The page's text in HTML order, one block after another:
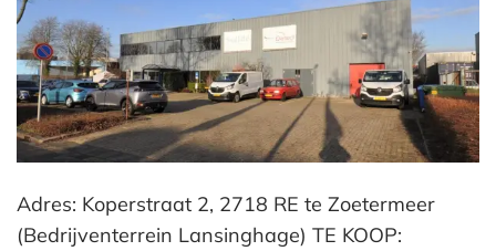
Adres: Koperstraat 2, 2718 RE te Zoetermeer
(Bedrijventerrein Lansinghage) TE KOOP: